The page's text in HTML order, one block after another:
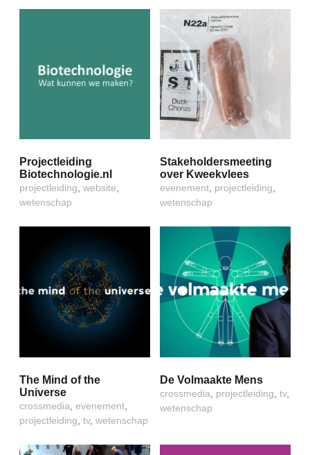
Projectleiding
Biotechnologie.nl
projectleiding,website,
wetenschap
Stakeholdersmeeting
over Kweekvlees
evenement, projectleiding,
wetenschap
The Mind of the
Universe
crossmedia ,evenement
projectleiding ,tv,wetenschap
De Volmaakte Mens
crossmedia projectleiding ,tv,
wetenschap